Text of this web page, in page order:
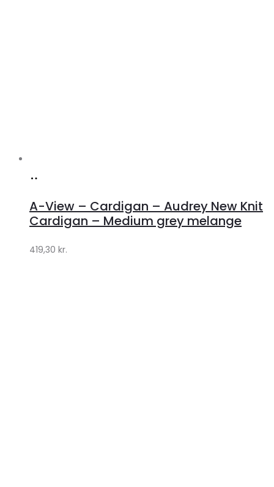
Lykke
Lykke
A-View – Cardigan – Audrey New Knit
Cardigan – Medium grey melange
419,30 kr.